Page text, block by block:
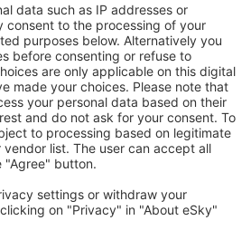
kriterier
förbehålls.